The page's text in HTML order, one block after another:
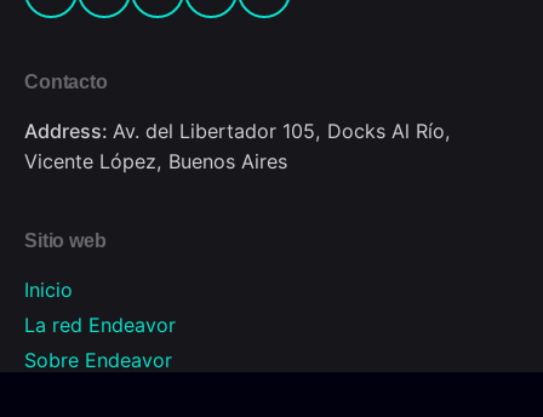
Contacto
Address: Av. del Libertador 105, Docks Al Río,
Vicente López, Buenos Aires
Sitio web
Inicio
La red Endeavor
Sobre Endeavor